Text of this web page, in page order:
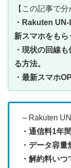
【この記事で分
・Rakuten
新スマホをもら
・現状の回線
る方法。
・最新スマホ
～Rakuten
・通信料1年
・データ容量
・解約料いつ